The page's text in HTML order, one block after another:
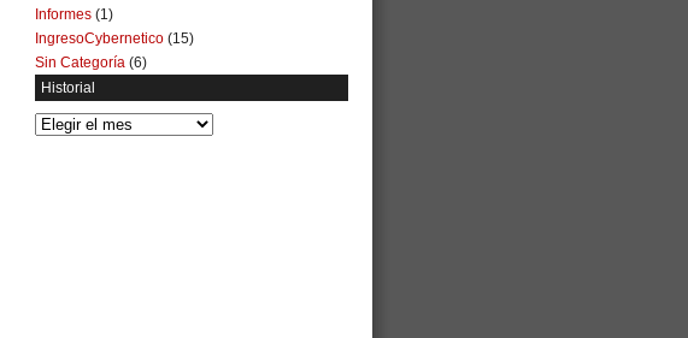
Informes (1)
IngresoCybernetico (15)
Sin Categoría (6)
Historial
Historial